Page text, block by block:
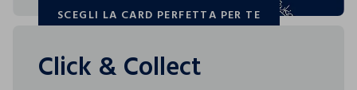
SCEGLI LA CARD PERFETTA PER TE
SCEGLI LA CARD PERFETTA PER TE
Click & Collect